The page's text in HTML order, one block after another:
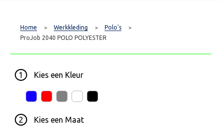
Home > Werkkleding > Polo's >
ProJob 2040 POLO POLYESTER
1 Kies een Kleur
2 Kies een Maat